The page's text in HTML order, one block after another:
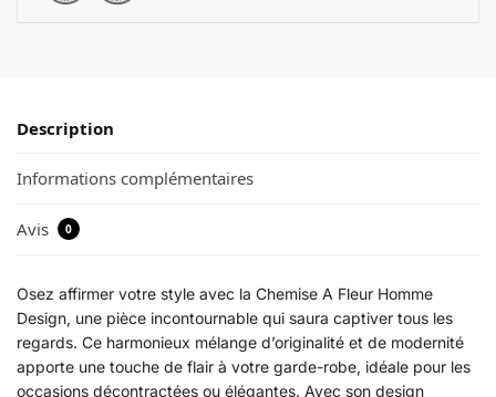
Description
Informations complémentaires
Avis 0
Osez affirmer votre style avec la Chemise A Fleur Homme
Design, une pièce incontournable qui saura captiver tous les
regards. Ce harmonieux mélange d’originalité et de modernité
apporte une touche de flair à votre garde-robe, idéale pour les
occasions décontractées ou élégantes. Avec son design